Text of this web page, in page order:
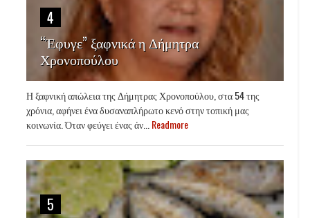
4
“Έφυγε” ξαφνικά η Δήμητρα
Χρονοπούλου
Η ξαφνική απώλεια της Δήμητρας Χρονοπούλου, στα 54 της
χρόνια, αφήνει ένα δυσαναπλήρωτο κενό στην τοπική μας
κοινωνία. Όταν φεύγει ένας άν...Readmore
5